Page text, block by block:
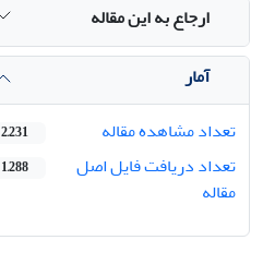
ارجاع به این مقاله
آمار
تعداد مشاهده مقاله
2,231
تعداد دریافت فایل اصل
مقاله
1,288